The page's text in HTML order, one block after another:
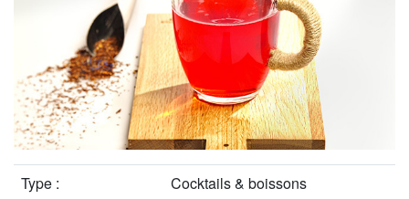
Type :
Cocktails & boissons